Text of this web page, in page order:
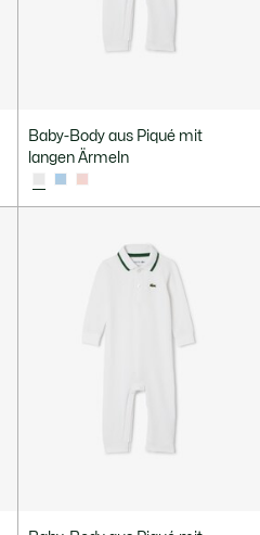
Baby-Body aus Piqué mit
langen Ärmeln